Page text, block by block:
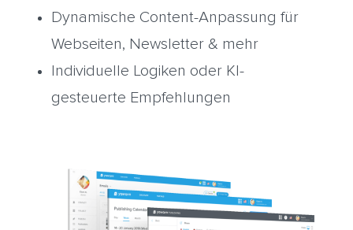
Dynamische Content-Anpassung für
Webseiten, Newsletter & mehr
Individuelle Logiken oder KI-
gesteuerte Empfehlungen